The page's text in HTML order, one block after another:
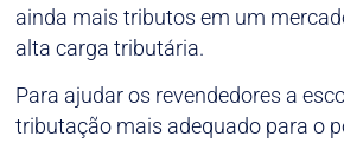
ainda mais tributos em um
alta carga tributária.
Para ajudar os revendedores a
tributação mais adequado para o